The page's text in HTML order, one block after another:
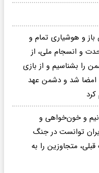
و هوشیاری تمام و
و انسجام ملی، از
را بشناسیم و از بازی
امضا شد و دشمن عهد
و خون‌خواهی و
توانست در جنگ
متجاوزین را به